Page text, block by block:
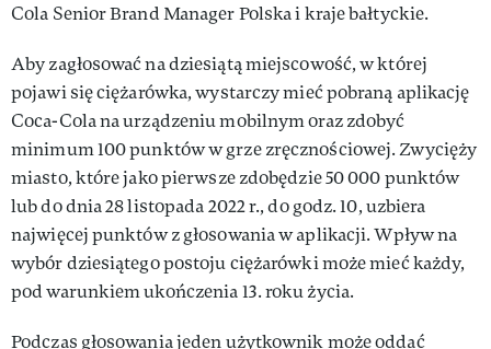
Cola Senior Brand Manager Polska i kraje bałtyckie.
Aby zagłosować na dziesiątą miejscowość, w której
pojawi się ciężarówka, wystarczy mieć pobraną aplikację
Coca-Cola na urządzeniu mobilnym oraz zdobyć
minimum 100 punktów w grze zręcznościowej. Zwycięży
miasto, które jako pierwsze zdobędzie 50 000 punktów
lub do dnia 28 listopada 2022 r., do godz. 10, uzbiera
najwięcej punktów z głosowania w aplikacji. Wpływ na
wybór dziesiątego postoju ciężarówki może mieć każdy,
pod warunkiem ukończenia 13. roku życia.
Podczas głosowania jeden użytkownik może oddać